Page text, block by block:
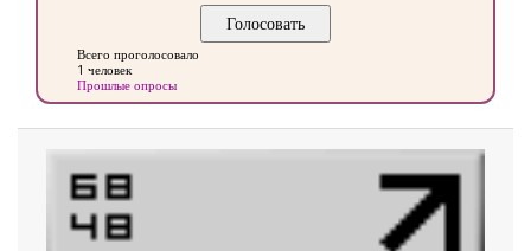
Всего проголосовало
1 человек
Прошлые опросы